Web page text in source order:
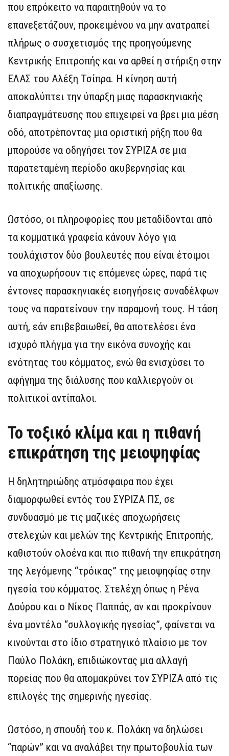
που επρόκειτο να παραιτηθούν να το
επανεξετάζουν, προκειμένου να μην ανατραπεί
πλήρως ο συσχετισμός της προηγούμενης
Κεντρικής Επιτροπής και να αρθεί η στήριξη στην
ΕΛΑΣ του Αλέξη Τσίπρα. Η κίνηση αυτή
αποκαλύπτει την ύπαρξη μιας παρασκηνιακής
διαπραγμάτευσης που επιχειρεί να βρει μια μέση
οδό, αποτρέποντας μια οριστική ρήξη που θα
μπορούσε να οδηγήσει τον ΣΥΡΙΖΑ σε μια
παρατεταμένη περίοδο ακυβερνησίας και
πολιτικής απαξίωσης.
Ωστόσο, οι πληροφορίες που μεταδίδονται από
τα κομματικά γραφεία κάνουν λόγο για
τουλάχιστον δύο βουλευτές που είναι έτοιμοι
να αποχωρήσουν τις επόμενες ώρες, παρά τις
έντονες παρασκηνιακές εισηγήσεις συναδέλφων
τους να παρατείνουν την παραμονή τους. Η τάση
αυτή, εάν επιβεβαιωθεί, θα αποτελέσει ένα
ισχυρό πλήγμα για την εικόνα συνοχής και
ενότητας του κόμματος, ενώ θα ενισχύσει το
αφήγημα της διάλυσης που καλλιεργούν οι
πολιτικοί αντίπαλοι.
Το τοξικό κλίμα και η πιθανή
επικράτηση της μειοψηφίας
Η δηλητηριώδης ατμόσφαιρα που έχει
διαμορφωθεί εντός του ΣΥΡΙΖΑ ΠΣ, σε
συνδυασμό με τις μαζικές αποχωρήσεις
στελεχών και μελών της Κεντρικής Επιτροπής,
καθιστούν ολοένα και πιο πιθανή την επικράτηση
της λεγόμενης “τρόικας” της μειοψηφίας στην
ηγεσία του κόμματος. Στελέχη όπως η Ρένα
Δούρου και ο Νίκος Παππάς, αν και προκρίνουν
ένα μοντέλο “συλλογικής ηγεσίας”, φαίνεται να
κινούνται στο ίδιο στρατηγικό πλαίσιο με τον
Παύλο Πολάκη, επιδιώκοντας μια αλλαγή
πορείας που θα απομακρύνει τον ΣΥΡΙΖΑ από τις
επιλογές της σημερινής ηγεσίας.
Ωστόσο, η σπουδή του κ. Πολάκη να δηλώσει
“παρών” και να αναλάβει την πρωτοβουλία των